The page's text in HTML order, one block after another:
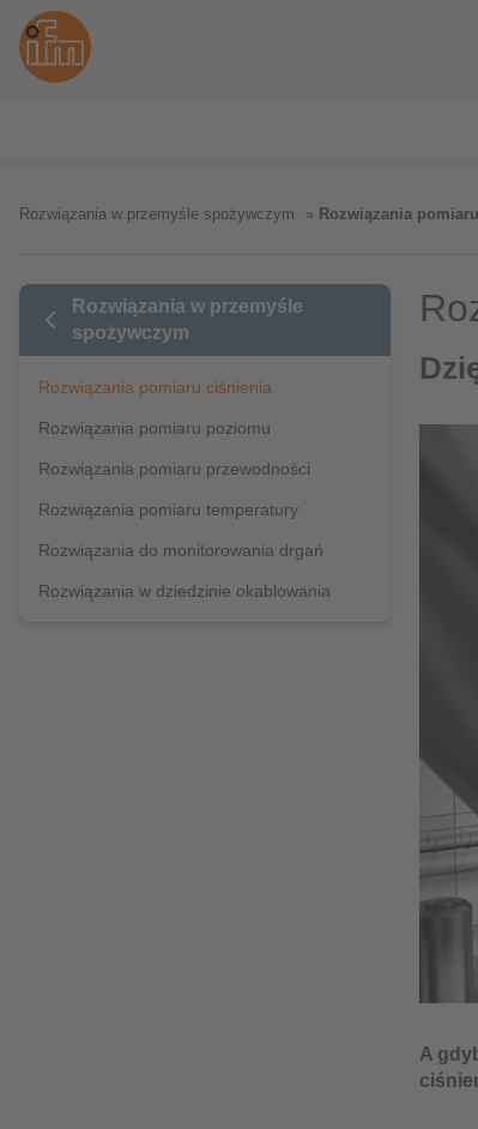
Rozwiązania w przemyśle spożywczym Rozwiązania
Rozwiązania w przemyśle
spożywczym
Rozwiązania pomiaru ciśnienia
Rozwiązania pomiaru poziomu
Rozwiązania pomiaru przewodności
Rozwiązania pomiaru temperatury
Rozwiązania do monitorowania drgań
Rozwiązania w dziedzinie okablowania
A